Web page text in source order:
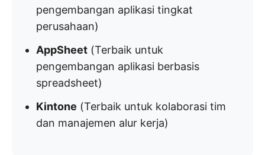
pengembangan aplikasi tingkat
perusahaan)
AppSheet (Terbaik untuk
pengembangan aplikasi berbasis
spreadsheet)
Kintone (Terbaik untuk kolaborasi tim
dan manajemen alur kerja)